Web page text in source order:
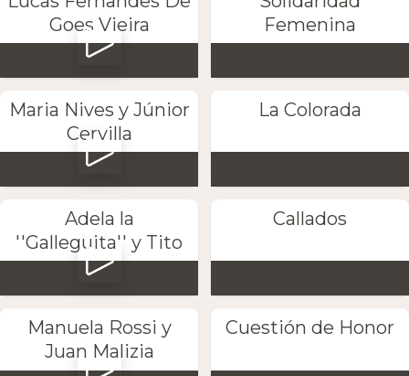
Goes Vieira
Femenina
Maria Nives y Júnior
Cervilla
La Colorada
Adela la
''Galleguita'' y Tito
Callados
Manuela Rossi y
Juan Malizia
Cuestión de Honor